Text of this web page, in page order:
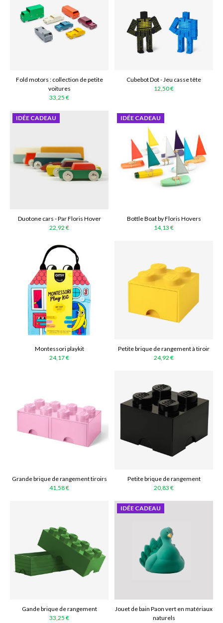
Fold motors : collection de petite
voitures
33,25 €
Cubebot Dot - Jeu casse tête
12,50 €
IDÉE CADEAU
Duotone cars - Par Floris Hover
22,92 €
IDÉE CADEAU
Bottle Boat by Floris Hovers
14,13 €
Montessori playkit
24,17 €
Petite brique de rangement à tiroir
24,92 €
Grande brique de rangement tiroirs
41,58 €
Petite brique de rangement
20,83 €
Gande brique de rangement
33,25 €
IDÉE CADEAU
Jouet de bain Paon vert en matériaux
naturels